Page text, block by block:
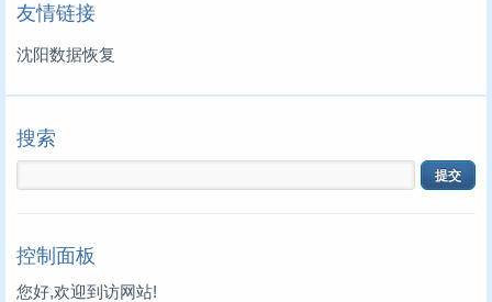
友情链接
沈阳数据恢复
搜索
控制面板
您好,欢迎到访网站!